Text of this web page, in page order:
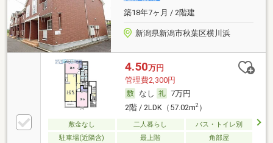
築18年7ヶ月 / 2階建
新潟県新潟市秋葉区横川浜
4.50万円
管理費2,300円
なし
7万円
2階 / 2LDK（57.02m2）
敷金なし 二人暮らし
バス・トイレ別
駐車場(近隣含)
最上階 角部屋